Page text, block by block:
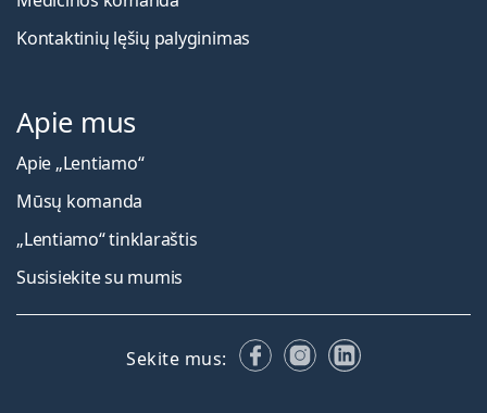
Kontaktinių lęšių palyginimas
Apie mus
Apie „Lentiamo“
Mūsų komanda
„Lentiamo“ tinklaraštis
Susisiekite su mumis
Sekite mus: FacebookInstagram
LinkedIn